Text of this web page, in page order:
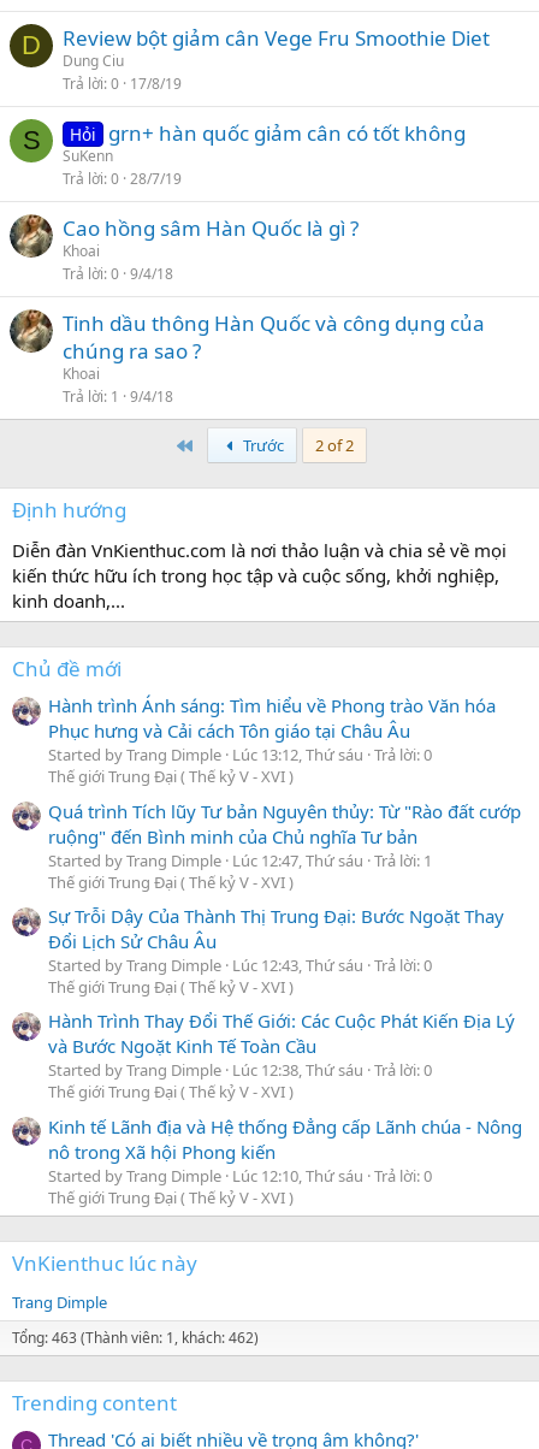
D Review bột giảm cân Vege Fru Smoothie Diet
Dung Ciu
Trả lời 0 17/8/19
S Hỏi grn+ hàn quốc giảm cân có tốt không
SuKenn
Trả lời 0 28/7/19
Cao hồng sâm Hàn Quốc là gì ?
Khoai
Trả lời 0 9/4/18
Tinh dầu thông Hàn Quốc và công dụng của
chúng ra sao ?
Khoai
Trả lời 1 9/4/18
Trước 2 of 2
Định hướng
Diễn đàn VnKienthuc.com là nơi thảo luận và chia sẻ về mọi
kiến thức hữu ích trong học tập và cuộc sống, khởi nghiệp,
kinh doanh,...
Chủ đề mới
Hành trình Ánh sáng: Tìm hiểu về Phong trào Văn hóa
Phục hưng và Cải cách Tôn giáo tại Châu Âu
Started by Trang Dimple Lúc 13:12, Thứ sáu Trả lời: 0
Thế giới Trung Đại ( Thế kỷ V - XVI )
Quá trình Tích lũy Tư bản Nguyên thủy: Từ "Rào đất cướp
ruộng" đến Bình minh của Chủ nghĩa Tư bản
Started by Trang Dimple Lúc 12:47, Thứ sáu Trả lời: 1
Thế giới Trung Đại ( Thế kỷ V - XVI )
Sự Trỗi Dậy Của Thành Thị Trung Đại: Bước Ngoặt Thay
Đổi Lịch Sử Châu Âu
Started by Trang Dimple Lúc 12:43, Thứ sáu Trả lời: 0
Thế giới Trung Đại ( Thế kỷ V - XVI )
Hành Trình Thay Đổi Thế Giới: Các Cuộc Phát Kiến Địa Lý
và Bước Ngoặt Kinh Tế Toàn Cầu
Started by Trang Dimple Lúc 12:38, Thứ sáu Trả lời: 0
Thế giới Trung Đại ( Thế kỷ V - XVI )
Kinh tế Lãnh địa và Hệ thống Đẳng cấp Lãnh chúa - Nông
nô trong Xã hội Phong kiến
Started by Trang Dimple Lúc 12:10, Thứ sáu Trả lời: 0
Thế giới Trung Đại ( Thế kỷ V - XVI )
VnKienthuc lúc này
Trang Dimple
Tổng: 463 (Thành viên: 1, khách: 462)
Trending content
C Thread 'Có ai biết nhiều về trọng âm không?'